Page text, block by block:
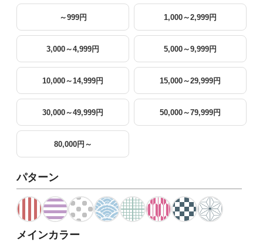
～999円 1,000～2,999円
3,000～4,999円 5,000～9,999円
10,000～14,999円 15,000～29,999円
30,000～49,999円 50,000～79,999円
80,000円～
パターン
メインカラー